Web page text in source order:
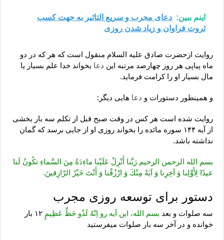
اینم ببین: دعای مجرب و سریع التاثیر به جهت کسب
ثروت فراوان و زیاد شدن روزی
روایت ازحضرت صادق علیه السلام منقول است که هر که در دو
ماه پیاپی هر روز چهارصد مرتبه این دعا بخواند خدا علم بسیار یا
مال بسیار او را کرامت فرماید.
و همینطور دستورات و دعا هایی دیگر:
روایت شده است هر کس در وقت صبح قبل از تکلم سه بار بخشی
از آیه ۱۴۴ سوره مائده را بخواند روزی او از جایی برسد که گمان
نداشته باشد.
بسم الله الرحمن الرحیم رَبَّنا أَنْزِلْ عَلَيْنا ماءِدَةً مِنَ السَّماءِ تكُونُ لَنا
عيدًا لِأَوَّلِنا وَ آخِرِنا وَ آيَةً مِنْكَ وَ ارْزُقْنا وَ أَنْتَ خَيْرُ الرّازِقينَ.
دستور برای توسعه روزی مجرب
سه صلوات و بعد بسم الله، این آیه رو اِنّهُ لَذُو حَظِّ عَظِیمٍ
۱۲ بار
خوانده و در آخر سه بار صلوات میفرستید